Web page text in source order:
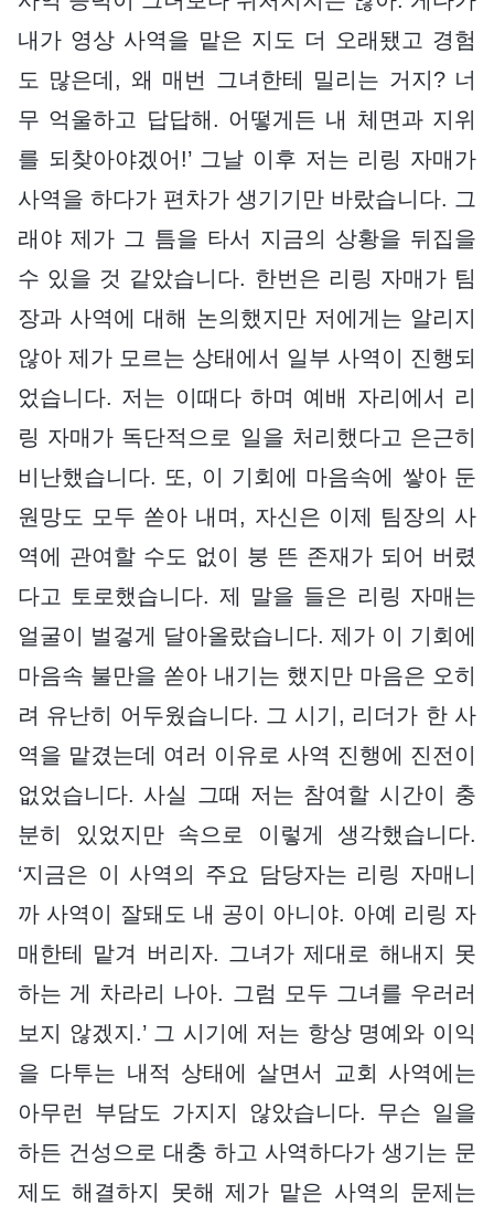
내가 영상 사역을 맡은 지도 더 오래됐고 경험
도 많은데, 왜 매번 그녀한테 밀리는 거지? 너
무 억울하고 답답해. 어떻게든 내 체면과 지위
를 되찾아야겠어!’ 그날 이후 저는 리링 자매가
사역을 하다가 편차가 생기기만 바랐습니다. 그
래야 제가 그 틈을 타서 지금의 상황을 뒤집을
수 있을 것 같았습니다. 한번은 리링 자매가 팀
장과 사역에 대해 논의했지만 저에게는 알리지
않아 제가 모르는 상태에서 일부 사역이 진행되
었습니다. 저는 이때다 하며 예배 자리에서 리
링 자매가 독단적으로 일을 처리했다고 은근히
비난했습니다. 또, 이 기회에 마음속에 쌓아 둔
원망도 모두 쏟아 내며, 자신은 이제 팀장의 사
역에 관여할 수도 없이 붕 뜬 존재가 되어 버렸
다고 토로했습니다. 제 말을 들은 리링 자매는
얼굴이 벌겋게 달아올랐습니다. 제가 이 기회에
마음속 불만을 쏟아 내기는 했지만 마음은 오히
려 유난히 어두웠습니다. 그 시기, 리더가 한 사
역을 맡겼는데 여러 이유로 사역 진행에 진전이
없었습니다. 사실 그때 저는 참여할 시간이 충
분히 있었지만 속으로 이렇게 생각했습니다.
‘지금은 이 사역의 주요 담당자는 리링 자매니
까 사역이 잘돼도 내 공이 아니야. 아예 리링 자
매한테 맡겨 버리자. 그녀가 제대로 해내지 못
하는 게 차라리 나아. 그럼 모두 그녀를 우러러
보지 않겠지.’ 그 시기에 저는 항상 명예와 이익
을 다투는 내적 상태에 살면서 교회 사역에는
아무런 부담도 가지지 않았습니다. 무슨 일을
하든 건성으로 대충 하고 사역하다가 생기는 문
제도 해결하지 못해 제가 맡은 사역의 문제는